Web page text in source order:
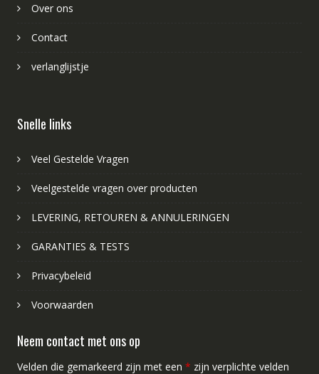
Over ons
Contact
verlanglijstje
Snelle links
Veel Gestelde Vragen
Veelgestelde vragen over producten
LEVERING, RETOUREN & ANNULERINGEN
GARANTIES & TESTS
Privacybeleid
Voorwaarden
Neem contact met ons op
Velden die gemarkeerd zijn met een * zijn verplichte velden